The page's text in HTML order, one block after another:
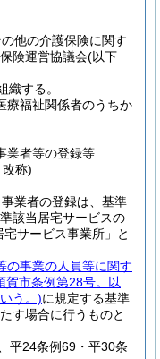
他の介護保険に関す
険運営協議会(以下
する。
療福祉関係者のうちか
業者等の登録等
称)
業者の登録は、基準
該当居宅サービスの
サービス事業所」と
の事業の人員等に関す
賀市条例第28号。以
う。)に規定する基準
す場合に行うものと
平24条例69・平30条